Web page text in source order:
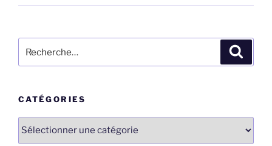
pour
CATÉGORIES
Catégories